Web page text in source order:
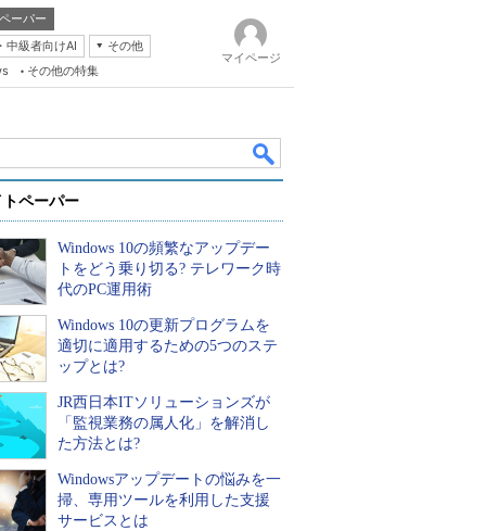
ーパー
中級者向けAI
その他
その他の特集
マイページ
ペーパー
Windows 10の頻繁なアップデー
トをどう乗り切る? テレワーク時
代のPC運用術
Windows 10の更新プログラムを
適切に適用するための5つのステ
ップとは?
JR西日本ITソリューションズが
「監視業務の属人化」を解消し
た方法とは?
Windowsアップデートの悩みを一
掃、専用ツールを利用した支援
サービスとは